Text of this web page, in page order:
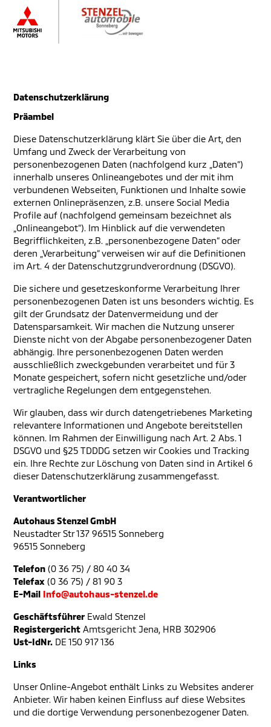
Datenschutzerklärung
Präambel
Diese Datenschutzerklärung klärt Sie über die Art, den
Umfang und Zweck der Verarbeitung von
personenbezogenen Daten (nachfolgend kurz „Daten“)
innerhalb unseres Onlineangebotes und der mit ihm
verbundenen Webseiten, Funktionen und Inhalte sowie
externen Onlinepräsenzen, z.B. unsere Social Media
Profile auf (nachfolgend gemeinsam bezeichnet als
„Onlineangebot“). Im Hinblick auf die verwendeten
Begrifflichkeiten, z.B. „personenbezogene Daten“ oder
deren „Verarbeitung“ verweisen wir auf die Definitionen
im Art. 4 der Datenschutzgrundverordnung (DSGVO).
Die sichere und gesetzeskonforme Verarbeitung Ihrer
personenbezogenen Daten ist uns besonders wichtig. Es
gilt der Grundsatz der Datenvermeidung und der
Datensparsamkeit. Wir machen die Nutzung unserer
Dienste nicht von der Abgabe personenbezogener Daten
abhängig. Ihre personenbezogenen Daten werden
ausschließlich zweckgebunden verarbeitet und für 3
Monate gespeichert, sofern nicht gesetzliche und/oder
vertragliche Regelungen dem entgegenstehen.
Wir glauben, dass wir durch datengetriebenes Marketing
relevantere Informationen und Angebote bereitstellen
können. Im Rahmen der Einwilligung nach Art. 2 Abs. 1
DSGVO und §25 TDDDG setzen wir Cookies und Tracking
ein. Ihre Rechte zur Löschung von Daten sind in Artikel 6
dieser Datenschutzerklärung zusammengefasst.
Verantwortlicher
Autohaus Stenzel GmbH
Neustadter Str 137 96515 Sonneberg
96515 Sonneberg
Telefon (0 36 75) / 80 40 34
Telefax (0 36 75) / 81 90 3
E-Mail Info@autohaus-stenzel.de
Geschäftsführer Ewald Stenzel
Registergericht Amtsgericht Jena, HRB 302906
Ust-IdNr. DE 150 917 136
Links
Unser Online-Angebot enthält Links zu Websites anderer
Anbieter. Wir haben keinen Einfluss auf diese Websites
und die dortige Verwendung personenbezogener Daten.